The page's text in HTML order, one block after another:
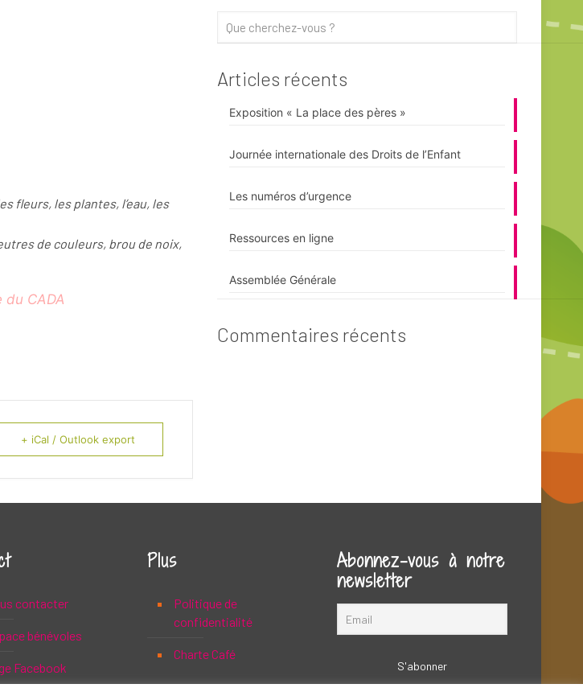
fleurs, les plantes, l’eau, les
de couleurs, brou de noix,
CADA
+ iCal / Outlook export
Articles récents
Exposition « La place des pères »
Journée internationale des Droits de l’Enfant
Les numéros d’urgence
Ressources en ligne
Assemblée Générale
Commentaires récents
contacter
bénévoles
Facebook
Plus
Politique de
confidentialité
Charte Café
Abonnez-vous à notre
newsletter